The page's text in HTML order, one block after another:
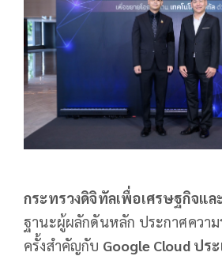
กระทรวงดิจิทัลเพื่อเศรษฐกิจแล
ฐานะผู้ผลักดันหลัก ประกาศความ
ครั้งสำคัญกับ Google Cloud ปร